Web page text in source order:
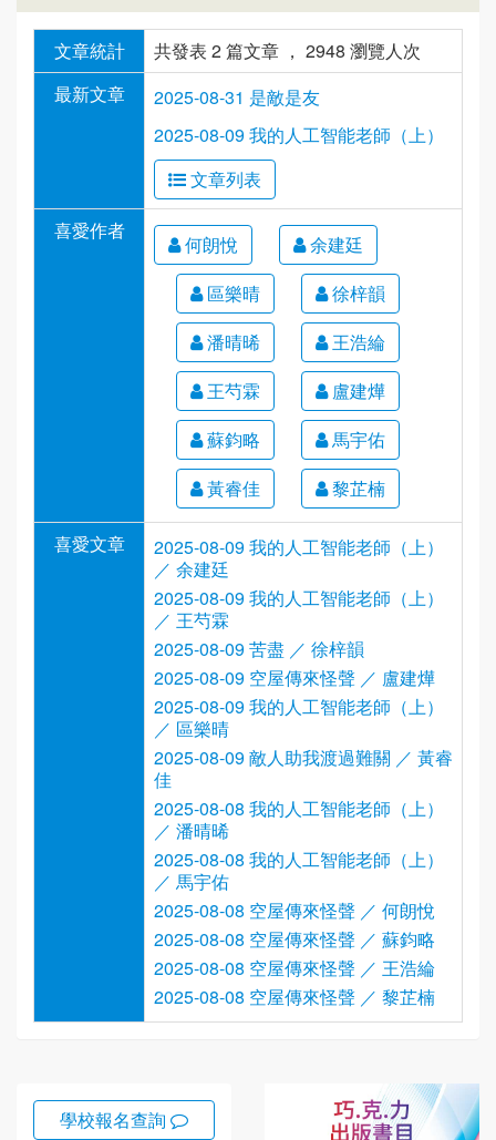
文章統計
共發表 2 篇文章 ， 2948 瀏覽人次
最新文章
2025-08-31 是敵是友
2025-08-09 我的人工智能老師（上）
文章列表
喜愛作者
何朗悅
余建廷
區樂晴
徐梓韻
潘晴晞
王浩綸
王芍霖
盧建燁
蘇鈞略
馬宇佑
黃睿佳
黎芷楠
喜愛文章
2025-08-09 我的人工智能老師（上）
／ 余建廷
2025-08-09 我的人工智能老師（上）
／ 王芍霖
2025-08-09 苦盡 ／ 徐梓韻
2025-08-09 空屋傳來怪聲 ／ 盧建燁
2025-08-09 我的人工智能老師（上）
／ 區樂晴
2025-08-09 敵人助我渡過難關 ／ 黃睿
佳
2025-08-08 我的人工智能老師（上）
／ 潘晴晞
2025-08-08 我的人工智能老師（上）
／ 馬宇佑
2025-08-08 空屋傳來怪聲 ／ 何朗悅
2025-08-08 空屋傳來怪聲 ／ 蘇鈞略
2025-08-08 空屋傳來怪聲 ／ 王浩綸
2025-08-08 空屋傳來怪聲 ／ 黎芷楠
學校報名查詢